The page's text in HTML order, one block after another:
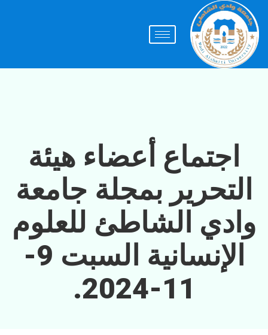
اجتماع أعضاء هيئة
التحرير بمجلة جامعة
وادي الشاطئ للعلوم
الإنسانية السبت 9-
11-2024.